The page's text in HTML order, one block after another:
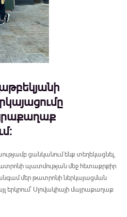
ցանկանում ենք տեղեկացնել,
պատմության մեջ հետաքրքիր
մեր թատրոնի ներկայացման
երկրում` Սլովակիայի մայրաքաղաք